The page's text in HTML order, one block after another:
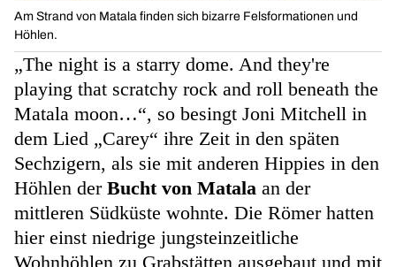
Am Strand von Matala finden sich bizarre Felsformationen und
Höhlen.
„The night is a starry dome. And they're
playing that scratchy rock and roll beneath the
Matala moon…“, so besingt Joni Mitchell in
dem Lied „Carey“ ihre Zeit in den späten
Sechzigern, als sie mit anderen Hippies in den
Höhlen der Bucht von Matala an der
mittleren Südküste wohnte. Die Römer hatten
hier einst niedrige jungsteinzeitliche
Wohnhöhlen zu Grabstätten ausgebaut und mit